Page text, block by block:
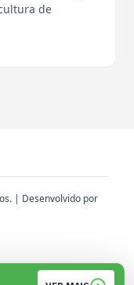
de
| Desenvolvido por